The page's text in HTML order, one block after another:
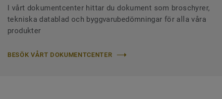
I vårt dokumentcenter hittar du dokument som broschyrer,
tekniska datablad och byggvarubedömningar för alla våra
produkter
BESÖK VÅRT DOKUMENTCENTER